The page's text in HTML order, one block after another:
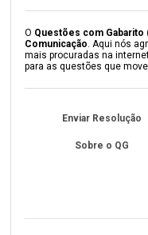
O Questões com Gabarito
Comunicação . Aqui nós
mais procuradas na
para as questões que
Enviar Resolução
Sobre o QG